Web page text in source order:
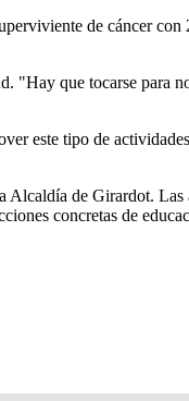
de cáncer
"Hay que tocarse
este tipo de
de Girardot.
concretas de